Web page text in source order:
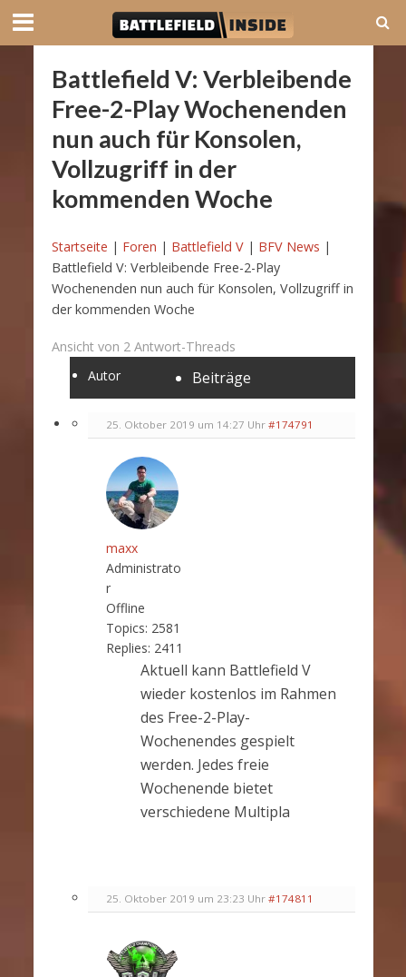
Battlefield V: Verbleibende
Free-2-Play Wochenenden
nun auch für Konsolen,
Vollzugriff in der
kommenden Woche
Startseite | Foren | Battlefield V | BFV News |
Battlefield V: Verbleibende Free-2-Play
Wochenenden nun auch für Konsolen, Vollzugriff in
der kommenden Woche
Ansicht von 2 Antwort-Threads
Autor
Beiträge
25. Oktober 2019 um 14:27 Uhr #174791
maxx
Administrato
r
Offline
Topics: 2581
Replies: 2411
Aktuell kann Battlefield V
wieder kostenlos im Rahmen
des Free-2-Play-
Wochenendes gespielt
werden. Jedes freie
Wochenende bietet
verschiedene Multipla
25. Oktober 2019 um 23:23 Uhr #174811